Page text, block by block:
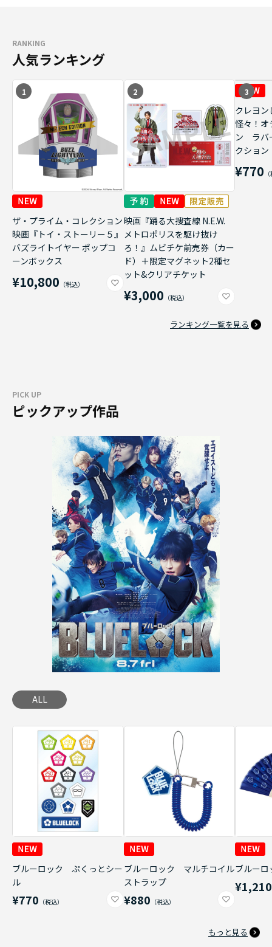
RANKING
人気ランキング
1
ザ・プライム・コレクション
映画『トイ・ストーリー５』
バズライトイヤー ポップコ
ーンボックス
¥10,800
2
映画『踊る大捜査線 N.E.W.
メトロポリスを駆け抜け
ろ！』ムビチケ前売券（カー
ド）＋限定マグネット2種セ
ット&クリアチケット
¥3,000
3
クレヨン
怪々！オ
ン ラバ
クショ
¥770
ランキング一覧を見る
PICK UP
ピックアップ作品
ALL
ブルーロック ぷくっとシー
ル
¥770
ブルーロック マルチコイル
ストラップ
¥880
ブルー
¥1,210
もっと見る